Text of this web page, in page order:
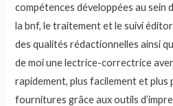
compétences développées au sein
la bnf, le traitement et le suivi
des qualités rédactionnelles ainsi
de moi une lectrice-correctrice
rapidement, plus facilement et plus
fournitures grâce aux outils